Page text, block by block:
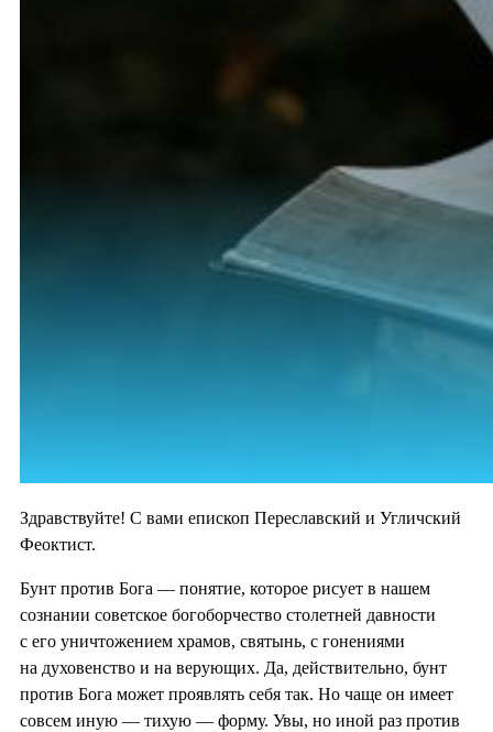
Здравствуйте! С вами епископ Переславский и Угличский
Феоктист.
Бунт против Бога — понятие, которое рисует в нашем
сознании советское богоборчество столетней давности
с его уничтожением храмов, святынь, с гонениями
на духовенство и на верующих. Да, действительно, бунт
против Бога может проявлять себя так. Но чаще он имеет
совсем иную — тихую — форму. Увы, но иной раз против